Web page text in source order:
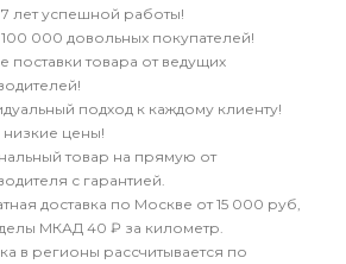
лет успешной работы!
000 довольных покупателей!
поставки товара от ведущих
подход к каждому клиенту!
низкие цены!
товар на прямую от
с гарантией.
доставка по Москве от 15 000 руб,
МКАД 40 ₽ за километр.
в регионы рассчитывается по